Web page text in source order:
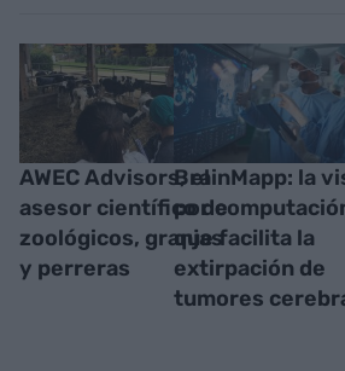
AWEC Advisors, el
asesor científico de
zoológicos, granjas
y perreras
BrainMapp: la
por
que facilita la
extirpación de
tumores